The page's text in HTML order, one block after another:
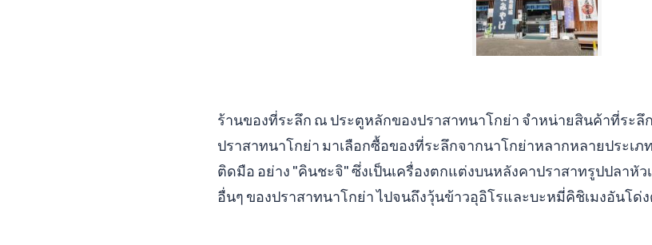
ร้านของที่ระลึก ณ ประตูหลักของปราสาทนาโกย่า จำหน่ายสินค้าที่ระ
ปราสาทนาโกย่า มาเลือกซื้อของที่ระลึกจากนาโกย่าหลากหลายประเ
ติดมือ อย่าง "คินชะจิ" ซึ่งเป็นเครื่องตกแต่งบนหลังคาปราสาทรูปปลาหั
อื่นๆ ของปราสาทนาโกย่า ไปจนถึงวุ้นข้าวอุอิโรและบะหมี่คิชิเมงอันโด่ง